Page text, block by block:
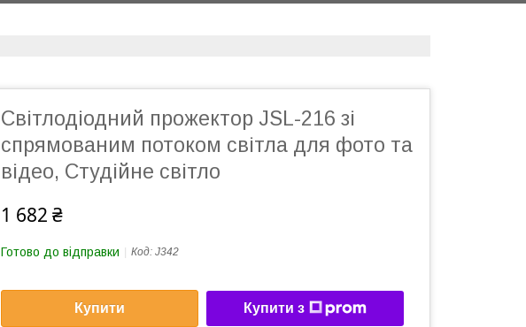
Світлодіодний прожектор JSL-216 зі
спрямованим потоком світла для фото та
відео, Студійне світло
1 682 ₴
Готово до відправки Код: J342
Купити Купити з